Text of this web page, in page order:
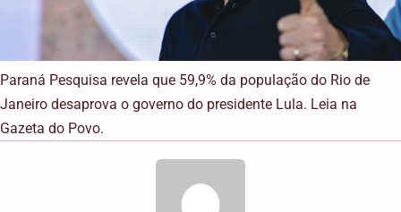
Paraná Pesquisa revela que 59,9% da população do Rio de
Janeiro desaprova o governo do presidente Lula. Leia na
Gazeta do Povo.